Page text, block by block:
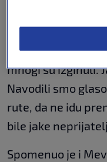
"Morali smo ih
teškom
stanju. Nailazili
mnogi su izginuli.
Navodili smo
rute, da ne idu
bile jake
Spomenuo je i